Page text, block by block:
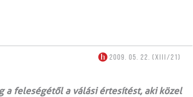
2009. 05. 22. (XIII/21)
a feleségétől a válási értesítést, aki közel